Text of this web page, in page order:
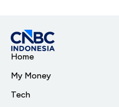
Home
My Money
Tech